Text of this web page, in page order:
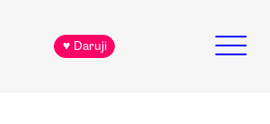
♥ Daruji